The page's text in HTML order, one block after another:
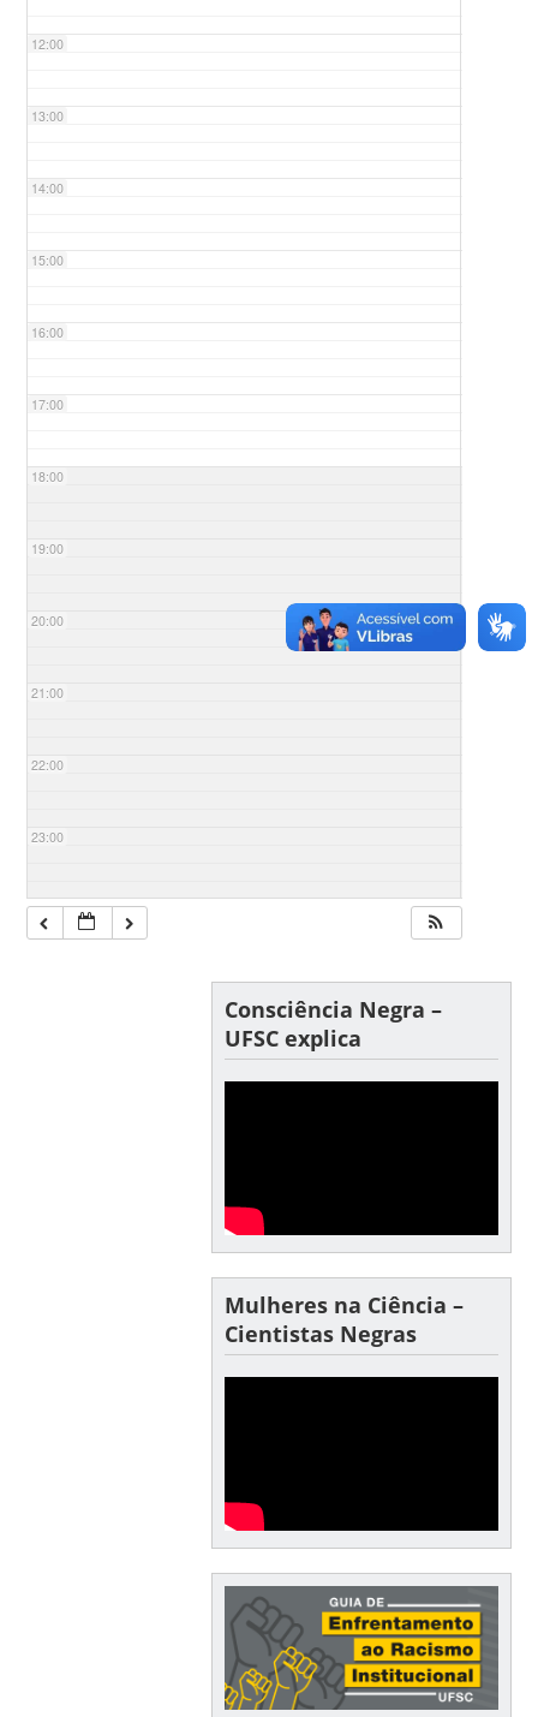
12:00
13:00
14:00
15:00
16:00
17:00
18:00
19:00
20:00
21:00
22:00
23:00
Consciência Negra –
UFSC explica
Mulheres na Ciência –
Cientistas Negras